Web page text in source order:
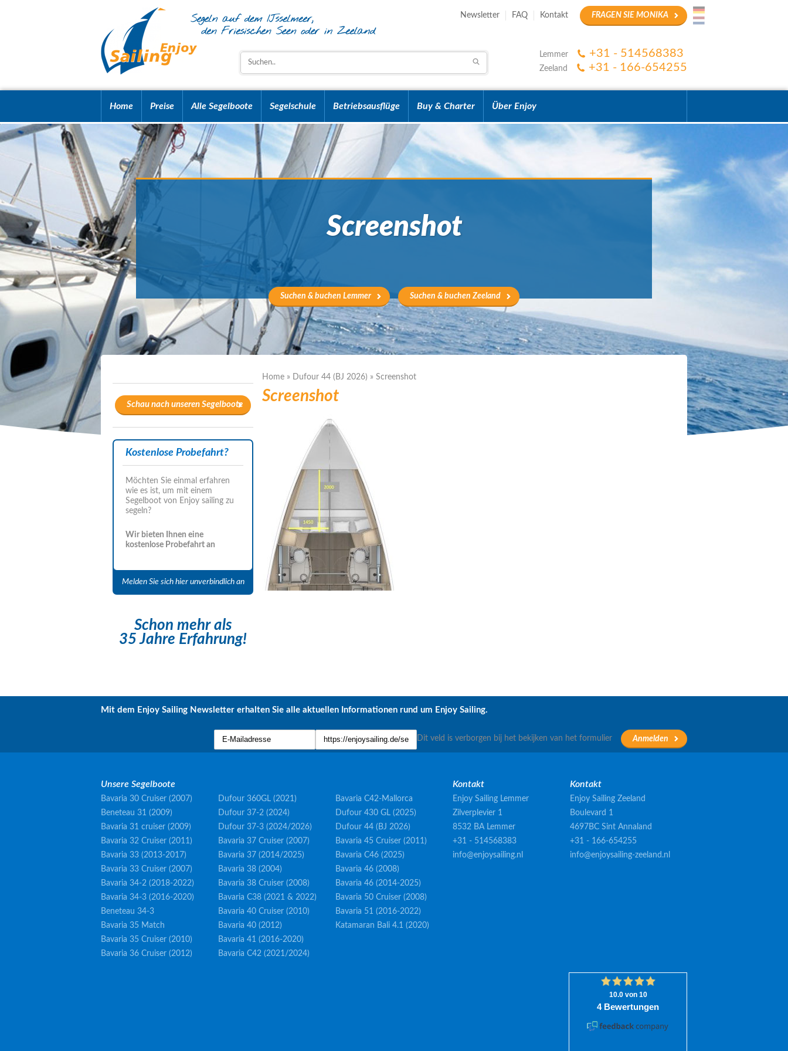
FRAGEN SIE MONIKA
Newsletter FAQ Kontakt
Lemmer +31 - 514568383
Zeeland +31 - 166-654255
Home Preise Alle Segelboote Segelschule Betriebsausflüge Buy & Charter Über Enjoy
Screenshot
Suchen & buchen Lemmer Suchen & buchen Zeeland
Home » Dufour 44 (BJ 2026) » Screenshot
Screenshot
Schau nach unseren Segelboote
Kostenlose Probefahrt?
Möchten Sie einmal erfahren
wie es ist, um mit einem
Segelboot von Enjoy sailing zu
segeln?
Wir bieten Ihnen eine
kostenlose Probefahrt an
Melden Sie sich hier unverbindlich an
Schon mehr als
35 Jahre Erfahrung!
Mit dem Enjoy Sailing Newsletter erhalten Sie alle aktuellen Informationen rund um Enjoy Sailing.
Dit veld is verborgen bij het bekijken van het formulier
Unsere Segelboote
Bavaria 30 Cruiser (2007)
Beneteau 31 (2009)
Bavaria 31 cruiser (2009)
Bavaria 32 Cruiser (2011)
Bavaria 33 (2013-2017)
Bavaria 33 Cruiser (2007)
Bavaria 34-2 (2018-2022)
Bavaria 34-3 (2016-2020)
Beneteau 34-3
Bavaria 35 Match
Bavaria 35 Cruiser (2010)
Bavaria 36 Cruiser (2012)
Dufour 360GL (2021)
Dufour 37-2 (2024)
Dufour 37-3 (2024/2026)
Bavaria 37 Cruiser (2007)
Bavaria 37 (2014/2025)
Bavaria 38 (2004)
Bavaria 38 Cruiser (2008)
Bavaria C38 (2021 & 2022)
Bavaria 40 Cruiser (2010)
Bavaria 40 (2012)
Bavaria 41 (2016-2020)
Bavaria C42 (2021/2024)
Bavaria C42-Mallorca
Dufour 430 GL (2025)
Dufour 44 (BJ 2026)
Bavaria 45 Cruiser (2011)
Bavaria C46 (2025)
Bavaria 46 (2008)
Bavaria 46 (2014-2025)
Bavaria 50 Cruiser (2008)
Bavaria 51 (2016-2022)
Katamaran Bali 4.1 (2020)
Kontakt
Enjoy Sailing Lemmer
Zilverplevier 1
8532 BA Lemmer
+31 - 514568383
info@enjoysailing.nl
Kontakt
Enjoy Sailing Zeeland
Boulevard 1
4697BC Sint Annaland
+31 - 166-654255
info@enjoysailing-zeeland.nl